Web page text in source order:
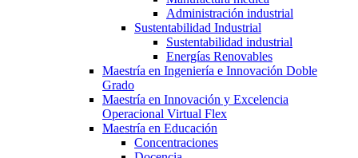
Administración industrial
Sustentabilidad Industrial
Sustentabilidad industrial
Energías Renovables
Maestría en Ingeniería e Innovación Doble
Grado
Maestría en Innovación y Excelencia
Operacional Virtual Flex
Maestría en Educación
Concentraciones